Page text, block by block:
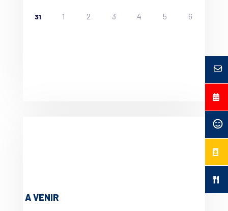
31 1 2 3 4 5 6
A VENIR